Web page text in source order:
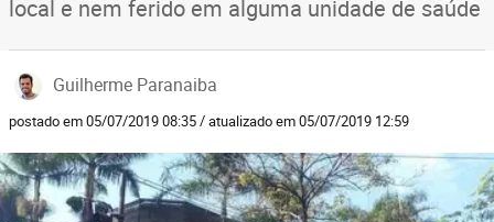
local e nem ferido em alguma unidade de saúde
Guilherme Paranaiba
postado em 05/07/2019 08:35 / atualizado em 05/07/2019 12:59